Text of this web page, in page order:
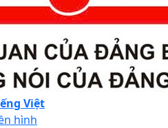
Việt
hình